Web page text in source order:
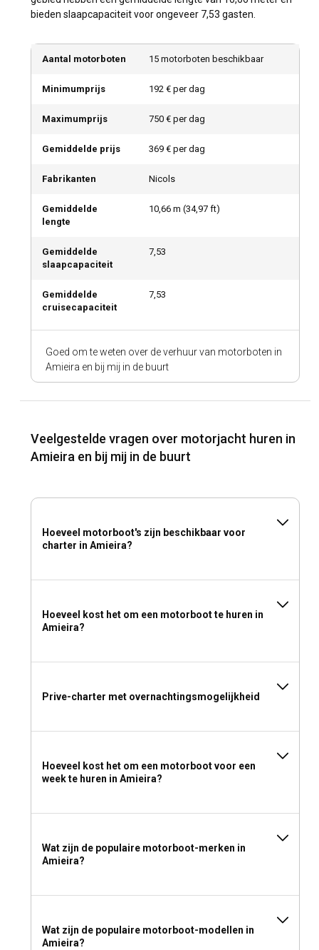
bieden slaapcapaciteit voor ongeveer 7,53 gasten.
Goed om te weten over de verhuur van motorboten in
Amieira en bij mij in de buurt
Aantal motorboten 15 motorboten beschikbaar
Minimumprijs 192 € per dag
Maximumprijs 750 € per dag
Gemiddelde prijs 369 € per dag
Fabrikanten Nicols
Gemiddelde
lengte
10,66 m (34,97 ft)
Gemiddelde
slaapcapaciteit
7,53
Gemiddelde
cruisecapaciteit
7,53
Veelgestelde vragen over motorjacht huren in
Amieira en bij mij in de buurt
Hoeveel motorboot's zijn beschikbaar voor
charter in Amieira?
Hoeveel kost het om een motorboot te huren in
Amieira?
Prive-charter met overnachtingsmogelijkheid
Hoeveel kost het om een motorboot voor een
week te huren in Amieira?
Wat zijn de populaire motorboot-merken in
Amieira?
Wat zijn de populaire motorboot-modellen in
Amieira?